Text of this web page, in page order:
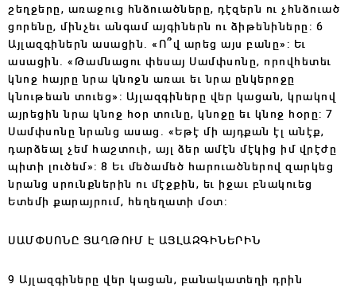
շեղջերը, առաջուց հնձուածները, դէզերն ու չհնձուած
ցորենը, մինչեւ անգամ այգիներն ու ձիթենիները: 6
Այլազգիներն ասացին. «Ո՞վ արեց այս բանը»: Եւ
ասացին. «Թամնացու փեսայ Սամփսոնը, որովհետեւ
կնոջ հայրը նրա կնոջն առաւ եւ նրա ընկերոջը
կնութեան տուեց»: Այլազգիները վեր կացան, կրակով
այրեցին նրա կնոջ հօր տունը, կնոջը եւ կնոջ հօրը: 7
Սամփսոնը նրանց ասաց. «Եթէ մի այդքան էլ անէք,
դարձեալ չեմ հաշտուի, այլ ձեր ամէն մէկից իմ վրէժը
պիտի լուծեմ»: 8 Եւ մեծամեծ հարուածներով զարկեց
նրանց սրունքներին ու մէջքին, եւ իջաւ բնակուեց
Ետեմի քարայրում, հեղեղատի մօտ:
ՍԱՄՓՍՈՆԸ ՅԱՂԹՈՒՄ Է ԱՅԼԱԶԳԻՆԵՐԻՆ
9 Այլազգիները վեր կացան, բանակատեղի դրին